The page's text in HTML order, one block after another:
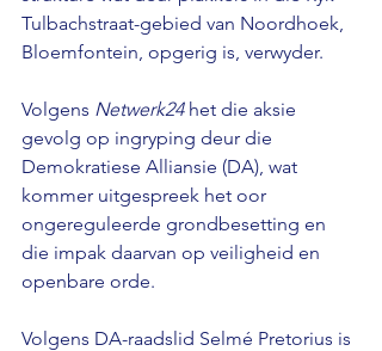
Tulbachstraat-gebied van Noordhoek,
Bloemfontein, opgerig is, verwyder.
Volgens Netwerk24 het die aksie
gevolg op ingryping deur die
Demokratiese Alliansie (DA), wat
kommer uitgespreek het oor
ongereguleerde grondbesetting en
die impak daarvan op veiligheid en
openbare orde.
Volgens DA-raadslid Selmé Pretorius is